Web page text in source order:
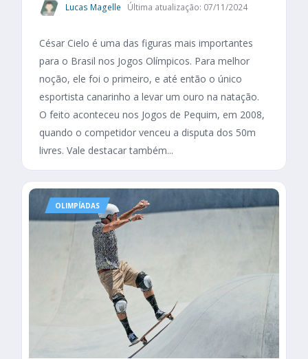
Lucas Magelle Última atualização: 07/11/2024
César Cielo é uma das figuras mais importantes
para o Brasil nos Jogos Olímpicos. Para melhor
noção, ele foi o primeiro, e até então o único
esportista canarinho a levar um ouro na natação.
O feito aconteceu nos Jogos de Pequim, em 2008,
quando o competidor venceu a disputa dos 50m
livres. Vale destacar também...
OLIMPÍADAS